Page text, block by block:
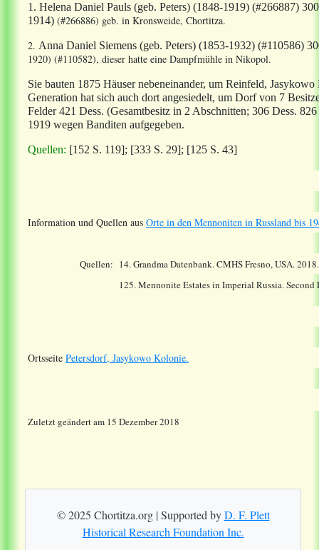
1. Helena Daniel Pauls (geb. Peters) (1848-1919) (#266887)
1914) (#266886) geb. in Kronsweide, Chortitza.
2. Anna Daniel Siemens (geb. Peters) (1853-1932) (#110586)
1920) (#110582), dieser hatte eine Dampfmühle in Nikopol.
Sie bauten 1875 Häuser nebeneinander, um Reinfeld,
Generation hat sich auch dort angesiedelt, um Dorf von 7
Felder 421 Dess. (Gesamtbesitz in 2 Abschnitten; 306 Dess.
1919 wegen Banditen aufgegeben.
Quellen: [152 S. 119]; [333 S. 29]; [125 S. 43]
Information und Quellen aus Orte in den Mennoniten in Russland bis
Quellen: 14.Grandma Datenbank. CMHS Fresno, USA.
125. Mennonite Estates in Imperial Russia.
Ortsseite Petersdorf, Jasykowo Kolonie.
Zuletzt geändert am 15 Dezember 2018
© 2025 Chortitza.org | Supported byD. F. Plett
Historical Research Foundation Inc.